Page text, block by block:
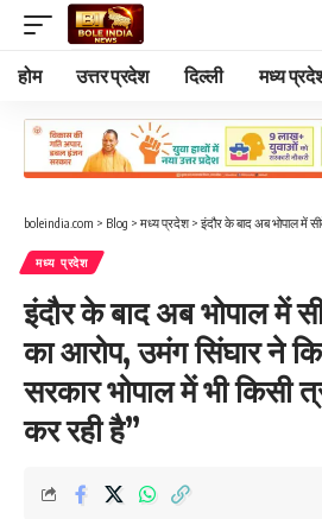
होम उत्तर प्रदेश दिल्ली मध्य
boleindia.com > Blog > मध्य प्रदेश> इंदौर के बाद अब भोपाल में सीवेज मिश्रित पानी का आरोप,
मध्य प्रदेश
इंदौर के बाद अब भोपाल में
का आरोप, उमंग सिंघार ने
सरकार भोपाल में भी किसी
कर रही है”